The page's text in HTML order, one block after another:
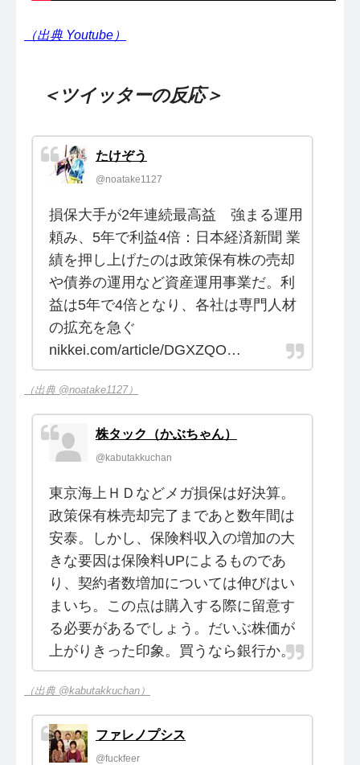
（出典 Youtube）
＜ツイッターの反応＞
たけぞう
@noatake1127
損保大手が2年連続最高益 強まる運用
頼み、5年で利益4倍：日本経済新聞 業
績を押し上げたのは政策保有株の売却
や債券の運用など資産運用事業だ。利
益は5年で4倍となり、各社は専門人材
の拡充を急ぐ
nikkei.com/article/DGXZQO…
（出典 @noatake1127）
株タック（かぶちゃん）
@kabutakkuchan
東京海上ＨＤなどメガ損保は好決算。
政策保有株売却完了まであと数年間は
安泰。しかし、保険料収入の増加の大
きな要因は保険料UPによるものであ
り、契約者数増加については伸びはい
まいち。この点は購入する際に留意す
る必要があるでしょう。だいぶ株価が
上がりきった印象。買うなら銀行か。
（出典 @kabutakkuchan）
ファレノプシス
@fuckfeer